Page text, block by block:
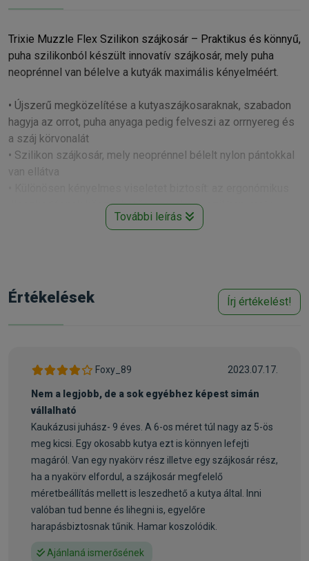
Trixie Muzzle Flex Szilikon szájkosár – Praktikus és könnyű,
puha szilikonból készült innovatív szájkosár, mely puha
neoprénnel van bélelve a kutyák maximális kényelméért.
• Újszerű megközelítése a kutyaszájkosaraknak, szabadon
hagyja az orrot, puha anyaga pedig felveszi az orrnyereg és
a száj körvonalát
• Szilikon szájkosár, mely neoprénnel bélelt nylon pántokkal
van ellátva
illeszkedésnek köszönhetően, rugalmas szilikon, mely
formája stabil és neoprénnel bélelt hevederek az arc- és
• Használata során nem okoz problémát a kutya itatása
• Folyamatosan állítható homlok és nyakpánt
• A pánt anyaga fényvisszaverő csíkkal van átszőve
Figyelem! A terméket egészségügyi okokból nem cseréljük.
Ezért kérjük a termék megrendelése előtt a kutyát mérjék
meg és a méretnek megfelelő terméket rendeljék meg.
A nyakpánt hosszának mérése: a nyak körmérete a fej alatt
(mérése azonos a nyakörv mérésével)
A homlokpánt hosszának mérése: a kutya orrnyergétől kell
mérni a fej hátsó részén át a nyakpántig (kb. addig ahol a
kutya a nyakörvet viseli)
(homlokpánt: 20cm, nyakpánt: 20cm pl.: Jack Russel),
További leírás
Értékelések Írj értékelést!
Foxy_89 2023.07.17.
Nem a legjobb, de a sok egyébhez képest simán
vállalható
Kaukázusi juhász- 9 éves. A 6-os méret túl nagy az 5-ös
meg kicsi. Egy okosabb kutya ezt is könnyen lefejti
magáról. Van egy nyakörv rész illetve egy szájkosár rész,
ha a nyakörv elfordul, a szájkosár megfelelő
méretbeállítás mellett is leszedhető a kutya által. Inni
valóban tud benne és lihegni is, egyelőre
harapásbiztosnak tűnik. Hamar koszolódik.
Ajánlaná ismerősének